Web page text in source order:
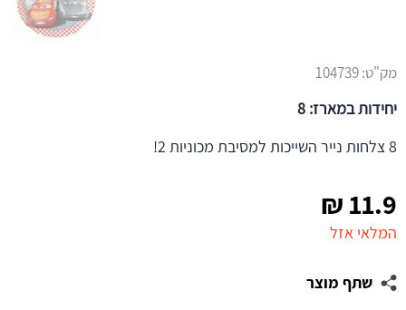
11.9
₪
המלאי אזל
שתף מוצר
מק"ט:104739
יחידות במארז: 8
8 צלחות נייר השייכות למסיבת מכוניות 2!